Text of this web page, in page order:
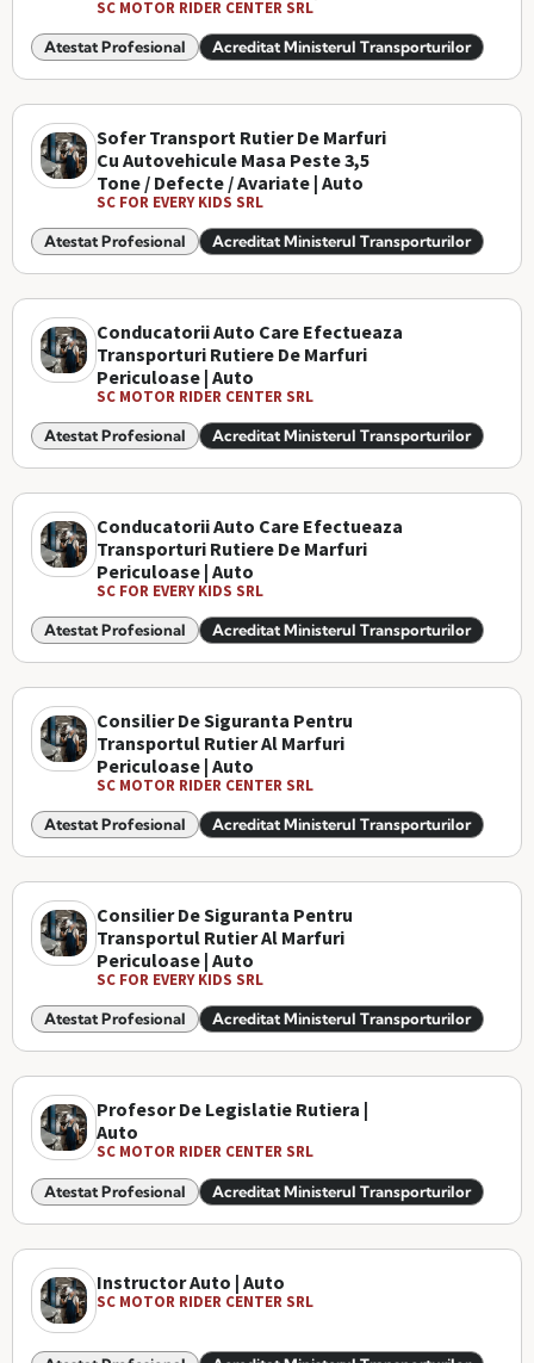
SC MOTOR RIDER CENTER SRL
Atestat Profesional Acreditat Ministerul Transporturilor
Sofer Transport Rutier De Marfuri
Cu Autovehicule Masa Peste 3,5
Tone / Defecte / Avariate | Auto
SC FOR EVERY KIDS SRL
Atestat Profesional Acreditat Ministerul Transporturilor
Conducatorii Auto Care Efectueaza
Transporturi Rutiere De Marfuri
Periculoase | Auto
SC MOTOR RIDER CENTER SRL
Atestat Profesional Acreditat Ministerul Transporturilor
Conducatorii Auto Care Efectueaza
Transporturi Rutiere De Marfuri
Periculoase | Auto
SC FOR EVERY KIDS SRL
Atestat Profesional Acreditat Ministerul Transporturilor
Consilier De Siguranta Pentru
Transportul Rutier Al Marfuri
Periculoase | Auto
SC MOTOR RIDER CENTER SRL
Atestat Profesional Acreditat Ministerul Transporturilor
Consilier De Siguranta Pentru
Transportul Rutier Al Marfuri
Periculoase | Auto
SC FOR EVERY KIDS SRL
Atestat Profesional Acreditat Ministerul Transporturilor
Profesor De Legislatie Rutiera |
Auto
SC MOTOR RIDER CENTER SRL
Atestat Profesional Acreditat Ministerul Transporturilor
Instructor Auto | Auto
SC MOTOR RIDER CENTER SRL